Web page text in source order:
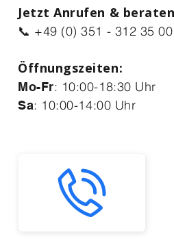
Jetzt Anrufen &
📞 +49 (0) 351 - 312 35 00
Öffnungszeiten:
Mo-Fr: 10:00-18:30 Uhr
Sa: 10:00-14:00 Uhr